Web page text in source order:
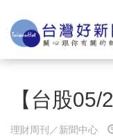
【台股05/
理財周刊／新聞中心